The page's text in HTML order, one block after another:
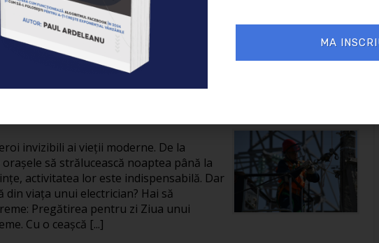
Robert 30/01/2025
unui electrician:
satisfacții
invizibili ai vieții moderne. De la
să strălucească noaptea până la
activitatea lor este indispensabilă. Dar
viața unui electrician? Hai să
Pregătirea pentru zi Ziua unui
Cu o ceașcă [...]
MA